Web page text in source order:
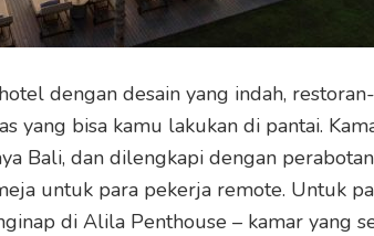
dengan desain yang indah,
yang bisa kamu lakukan di pantai.
Bali, dan dilengkapi dengan
untuk para pekerja remote. Untuk
di Alila Penthouse – kamar yang